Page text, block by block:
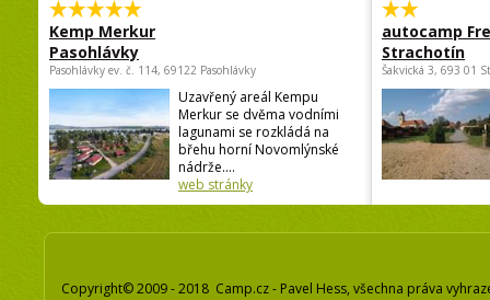
Kemp Merkur
Pasohlávky
Pasohlávky ev. č. 114, 69122 Pasohlávky
Uzavřený areál Kempu
Merkur se dvěma vodními
lagunami se rozkládá na
břehu horní Novomlýnské
nádrže....
web stránky
autocamp
Strachotín
Šakvická 3, 693 01
Copyright© 2009 - 2018 Camp.cz - Pavel Hess, všechna práva